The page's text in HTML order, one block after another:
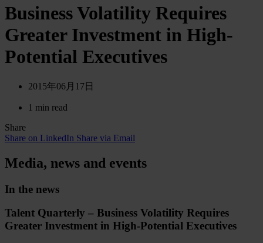
Business Volatility Requires
Greater Investment in High-
Potential Executives
2015年06月17日
1 min read
Share
Share on LinkedIn Share via Email
Media, news and events
In the news
Talent Quarterly – Business Volatility Requires
Greater Investment in High-Potential Executives